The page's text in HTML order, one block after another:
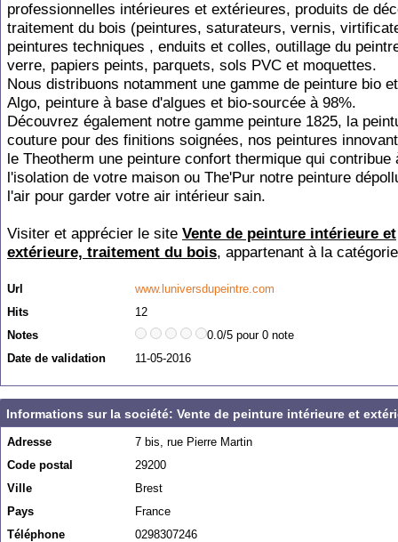
professionnelles intérieures et extérieures, produits de
traitement du bois (peintures, saturateurs, vernis,
peintures techniques , enduits et colles, outillage du
verre, papiers peints, parquets, sols PVC et moquettes.
Nous distribuons notamment une gamme de peinture bio
Algo, peinture à base d'algues et bio-sourcée à 98%.
Découvrez également notre gamme peinture 1825, la
couture pour des finitions soignées, nos peintures
le Theotherm une peinture confort thermique qui contribue
l'isolation de votre maison ou The'Pur notre peinture
l'air pour garder votre air intérieur sain.
Visiter et apprécier le site Vente de peinture intérieure et
extérieure, traitement du bois, appartenant à la
Url
www.luniversdupeintre.com
Hits
12
Notes
0.0/5 pour 0 note
Date de validation
11-05-2016
Informations sur la société: Vente de peinture intérieure et
Adresse
7 bis, rue Pierre Martin
Code postal
29200
Ville
Brest
Pays
France
Téléphone
0298307246